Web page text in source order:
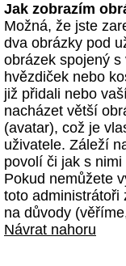
Jak zobrazím
Možná, že jste
dva obrázky pod
obrázek spojený
hvězdiček nebo
již přidali nebo
nacházet větší
(avatar), což je
uživatele. Záleží
povolí či jak s
Pokud nemůžete
toto administrátoři
na důvody
Návrat nahoru